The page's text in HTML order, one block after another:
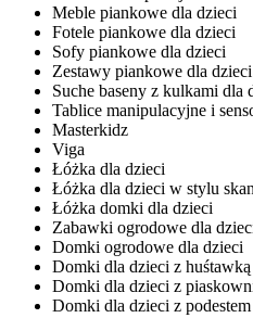
Meble piankowe dla dzieci
Fotele piankowe dla dzieci
Sofy piankowe dla dzieci
Zestawy piankowe dla dzieci
Suche baseny z kulkami dla
Tablice manipulacyjne i
Masterkidz
Viga
Łóżka dla dzieci
Łóżka dla dzieci w stylu
Łóżka domki dla dzieci
Zabawki ogrodowe dla
Domki ogrodowe dla dzieci
Domki dla dzieci z huśtawką
Domki dla dzieci z
Domki dla dzieci z podestem